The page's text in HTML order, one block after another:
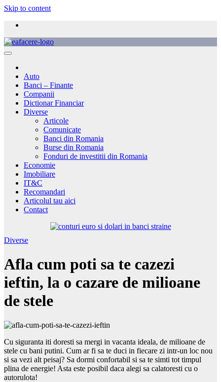
Skip to content
Auto
Banci – Finante
Companii
Dictionar Financiar
Diverse
Articole
Comunicate
Banci din Romania
Burse din Romania
Fonduri de investitii din Romania
Economie
Imobiliare
IT&C
Recomandari
Articolul tau aici
Contact
Diverse
Afla cum poti sa te cazezi
ieftin, la o cazare de milioane
de stele
Cu siguranta iti doresti sa mergi in vacanta ideala, de milioane de
stele cu bani putini. Cum ar fi sa te duci in fiecare zi intr-un loc nou
si sa vezi alt peisaj? Sa dormi confortabil si sa te simti tot timpul
plina de energie! Asta este posibil daca alegi sa calatoresti cu o
autorulota!